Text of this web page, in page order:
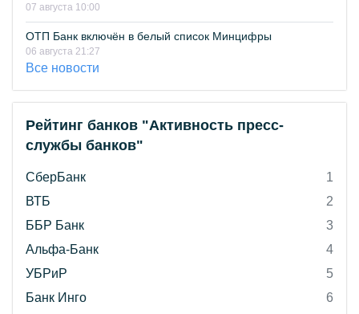
07 августа 10:00
ОТП Банк включён в белый список Минцифры
06 августа 21:27
Все новости
Рейтинг банков "Активность пресс-
службы банков"
СберБанк
1
ВТБ
2
ББР Банк
3
Альфа-Банк
4
УБРиР
5
Банк Инго
6